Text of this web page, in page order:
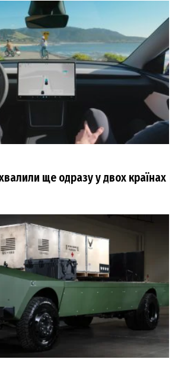
ще одразу у двох країнах